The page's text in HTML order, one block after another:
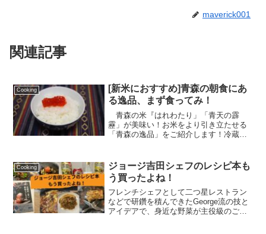
maverick001
関連記事
Cooking
[新米におすすめ]青森の朝食にあ
る逸品、まず食ってみ！
青森の米『はれわたり」「青天の霹
靂」が美味い！お米をより引き立たせる
「青森の逸品」をご紹介します！冷蔵庫
米３合食べれました（笑）
Cooking
ジョージ吉田シェフのレシピ本も
う買ったよね！
フレンチシェフとして二つ星レストラン
などで研鑽を積んできたGeorge流の技と
アイデアで、身近な野菜が主役級のごち